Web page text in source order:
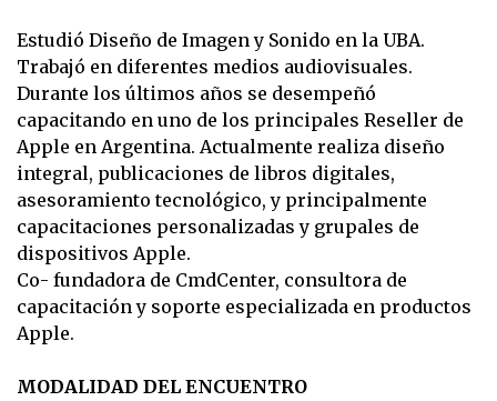
Estudió Diseño de Imagen y Sonido en la UBA.
Trabajó en diferentes medios audiovisuales.
Durante los últimos años se desempeñó
capacitando en uno de los principales Reseller de
Apple en Argentina. Actualmente realiza diseño
integral, publicaciones de libros digitales,
asesoramiento tecnológico, y principalmente
capacitaciones personalizadas y grupales de
dispositivos Apple.
Co- fundadora de CmdCenter, consultora de
capacitación y soporte especializada en productos
Apple.
MODALIDAD DEL ENCUENTRO